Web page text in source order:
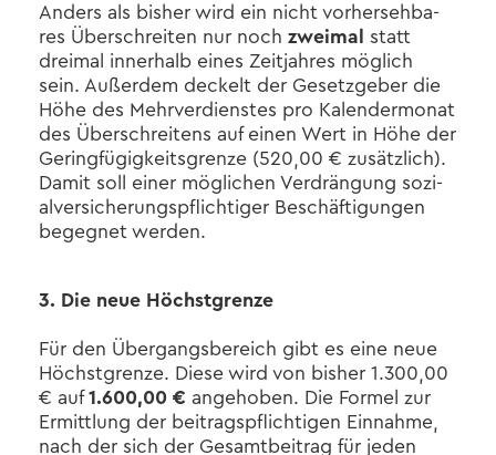
An­ders als bis­her wird ein nicht vor­her­seh­ba­
res Über­schrei­ten nur nochzwei­mal
statt
drei­mal in­ner­halb eines Zeit­jah­res mög­lich
sein. Au­ßer­dem de­ckelt der Ge­setz­ge­ber die
Höhe des Mehr­ver­diens­tes pro Ka­len­der­mo­nat
des Über­schrei­tens auf einen Wert in Höhe der
Ge­ring­fü­gig­keits­gren­ze (520,00 € zu­sätz­lich).
Damit soll einer mög­li­chen Ver­drän­gung so­zi­
al­ver­si­che­rungs­pflich­ti­ger Be­schäf­ti­gun­gen
be­geg­net wer­den.
3. Die neue Höchst­gren­ze
Für den Über­gangs­be­reich gibt es eine neue
Höchst­gren­ze. Diese wird von bis­her 1.300,00
€ auf1.600,00 € an­ge­ho­ben. Die For­mel zur
Er­mitt­lung der bei­trags­pflich­ti­gen Ein­nah­me,
nach der sich der Ge­samt­bei­trag für jeden